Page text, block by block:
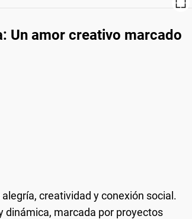
Un amor creativo marcado
creatividad y conexión social.
dinámica, marcada por proyectos